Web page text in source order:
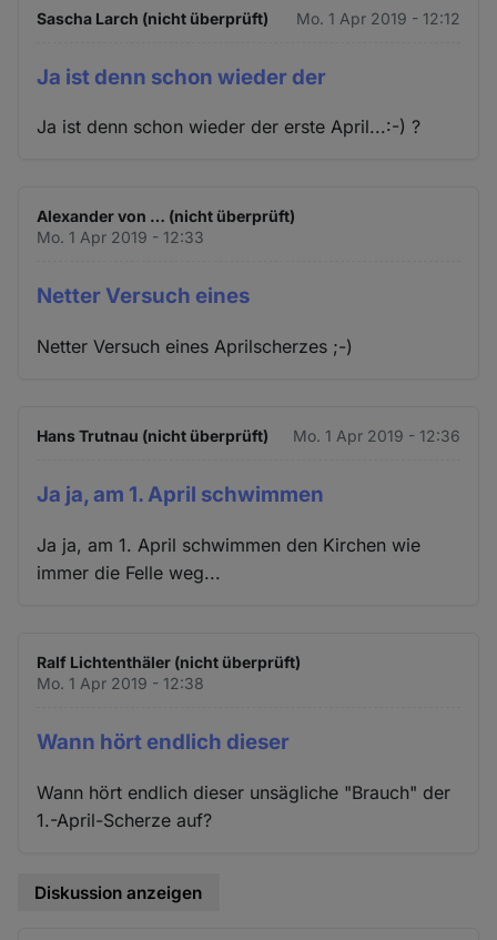
Sascha Larch (nicht überprüft) Mo. 1 Apr 2019 - 12:12
Ja ist denn schon wieder der
Ja ist denn schon wieder der erste April...:-) ?
Alexander von … (nicht überprüft)
Mo. 1 Apr 2019 - 12:33
Netter Versuch eines
Netter Versuch eines Aprilscherzes ;-)
Hans Trutnau (nicht überprüft) Mo. 1 Apr 2019 - 12:36
Ja ja, am 1. April schwimmen
Ja ja, am 1. April schwimmen den Kirchen wie
immer die Felle weg...
Ralf Lichtenthäler (nicht überprüft)
Mo. 1 Apr 2019 - 12:38
Wann hört endlich dieser
Wann hört endlich dieser unsägliche "Brauch" der
1.-April-Scherze auf?
Diskussion anzeigen